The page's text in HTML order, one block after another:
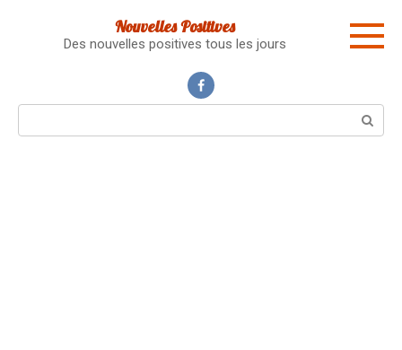
Nouvelles Positives
Des nouvelles positives tous les jours